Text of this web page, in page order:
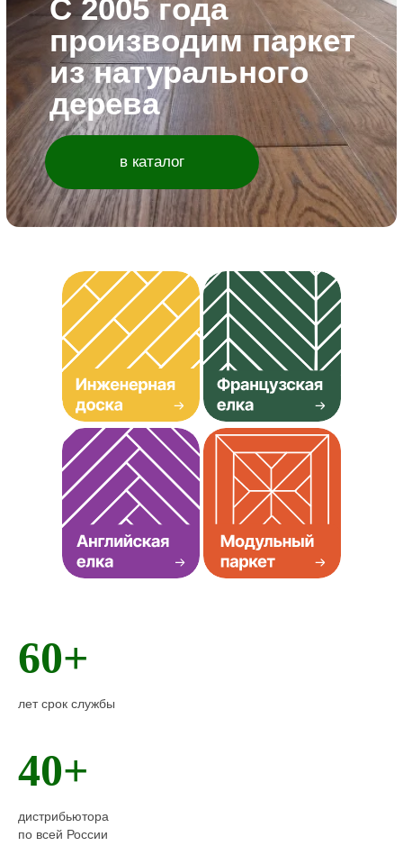
долговечность
60+
лет срок службы
40+
дистрибьютора
по всей России
Хиты продаж